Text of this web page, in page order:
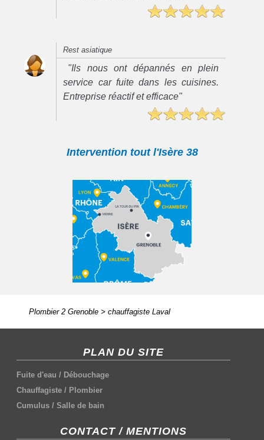
Rest asiatique
"Ils nous ont dépannés en plein
service car fuite dans les cuisines.
Entreprise réactif et efficace"
Intervention tout l'Isère 38
Plombier 2 Grenoble> chauffagiste Laval
PLAN DU SITE
Fuite d'eau / Débouchage
Chauffagiste / Plombier
Cumulus /Salle de bain
CONTACT / MENTIONS